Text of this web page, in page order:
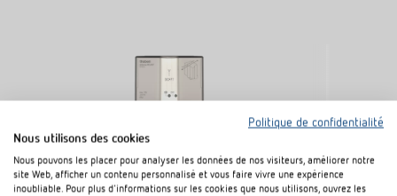
Politique de confidentialité
Nous utilisons des cookies
Nous pouvons les placer pour analyser les données de nos visiteurs, améliorer notre
site Web, afficher un contenu personnalisé et vous faire vivre une expérience
inoubliable. Pour plus d'informations sur les cookies que nous utilisons, ouvrez les